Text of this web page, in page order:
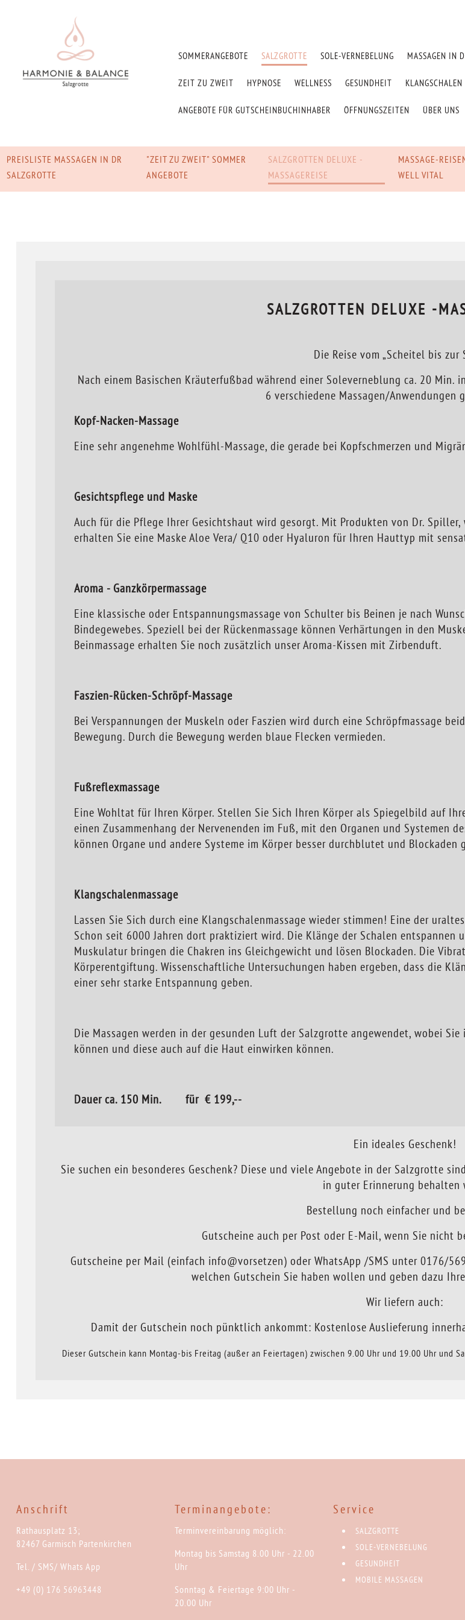
SOMMERANGEBOTE SALZGROTTE SOLE-VERNEBELUNG MASSAGEN IN
ZEIT ZU ZWEIT HYPNOSE WELLNESS GESUNDHEIT
ANGEBOTE FÜR GUTSCHEINBUCHINHABER ÖFFNUNGSZEITEN ÜBER UNS
PREISLISTE MASSAGEN IN DR
SALZGROTTE
"ZEIT ZU ZWEIT" SOMMER
ANGEBOTE
SALZGROTTEN DELUXE -
MASSAGEREISE
MASSAGE-
WELL VITAL
SALZGROTTEN DELUXE -
Die Reise vom „Scheitel bis zur
Nach einem Basischen Kräuterfußbad während einer Soleverneblung ca. 20
6 verschiedene Massagen/Anwendungen
Kopf-Nacken-Massage
Eine sehr angenehme Wohlfühl-Massage, die gerade bei Kopfschmerzen und
Gesichtspflege und Maske
Auch für die Pflege Ihrer Gesichtshaut wird gesorgt. Mit Produkten von Dr.
erhalten Sie eine Maske Aloe Vera/ Q10 oder Hyaluron für Ihren Hauttyp mit
Aroma - Ganzkörpermassage
Eine klassische oder Entspannungsmassage von Schulter bis Beinen je nach
Bindegewebes. Speziell bei der Rückenmassage können Verhärtungen in den
Beinmassage erhalten Sie noch zusätzlich unser Aroma-Kissen mit Zirbenduft.
Faszien-Rücken-Schröpf-Massage
Bei Verspannungen der Muskeln oder Faszien wird durch eine Schröpfmassage
Bewegung. Durch die Bewegung werden blaue Flecken vermieden.
Fußreflexmassage
Eine Wohltat für Ihren Körper. Stellen Sie Sich Ihren Körper als Spiegelbild auf
einen Zusammenhang der Nervenenden im Fuß, mit den Organen und Systemen
können Organe und andere Systeme im Körper besser durchblutet und Blockaden
Klangschalenmassage
Lassen Sie Sich durch eine Klangschalenmassage wieder stimmen! Eine der
Schon seit 6000 Jahren dort praktiziert wird. Die Klänge der Schalen entspannen
Muskulatur bringen die Chakren ins Gleichgewicht und lösen Blockaden. Die
Körperentgiftung. Wissenschaftliche Untersuchungen haben ergeben, dass die
einer sehr starke Entspannung geben.
Die Massagen werden in der gesunden Luft der Salzgrotte angewendet, wobei
können und diese auch auf die Haut einwirken können.
Dauer ca. 150 Min. für € 199,--
Ein ideales Geschenk!
Sie suchen ein besonderes Geschenk? Diese und viele Angebote in der Salzgrotte
in guter Erinnerung behalten
Bestellung noch einfacher und
Gutscheine auch per Post oder E-Mail, wenn Sie nicht
Gutscheine per Mail (einfach info@vorsetzen) oder WhatsApp /SMS unter 0176/
welchen Gutschein Sie haben wollen und geben dazu
Wir liefern auch:
Damit der Gutschein noch pünktlich ankommt: Kostenlose Auslieferung
Dieser Gutschein kann Montag-bis Freitag (außer an Feiertagen) zwischen 9.00 Uhr und 19.00 Uhr und
Anschrift
Rathausplatz 13;
82467 Garmisch Partenkirchen
Tel. / SMS/ Whats App
+49 (0) 176 56963448
Terminangebote:
Terminvereinbarung möglich:
Montag bis Samstag 8.00 Uhr - 22.00
Uhr
Sonntag & Feiertage 9:00 Uhr -
20.00 Uhr
Service
SALZGROTTE
SOLE-VERNEBELUNG
GESUNDHEIT
MOBILE MASSAGEN